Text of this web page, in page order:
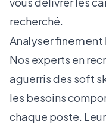
recherché.
Analyser finement
Nos experts en
aguerris des soft
les besoins
chaque poste.